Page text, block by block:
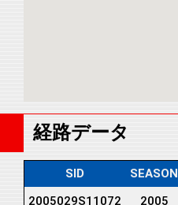
経路データ
SID SEASON
2005029S11072
2005